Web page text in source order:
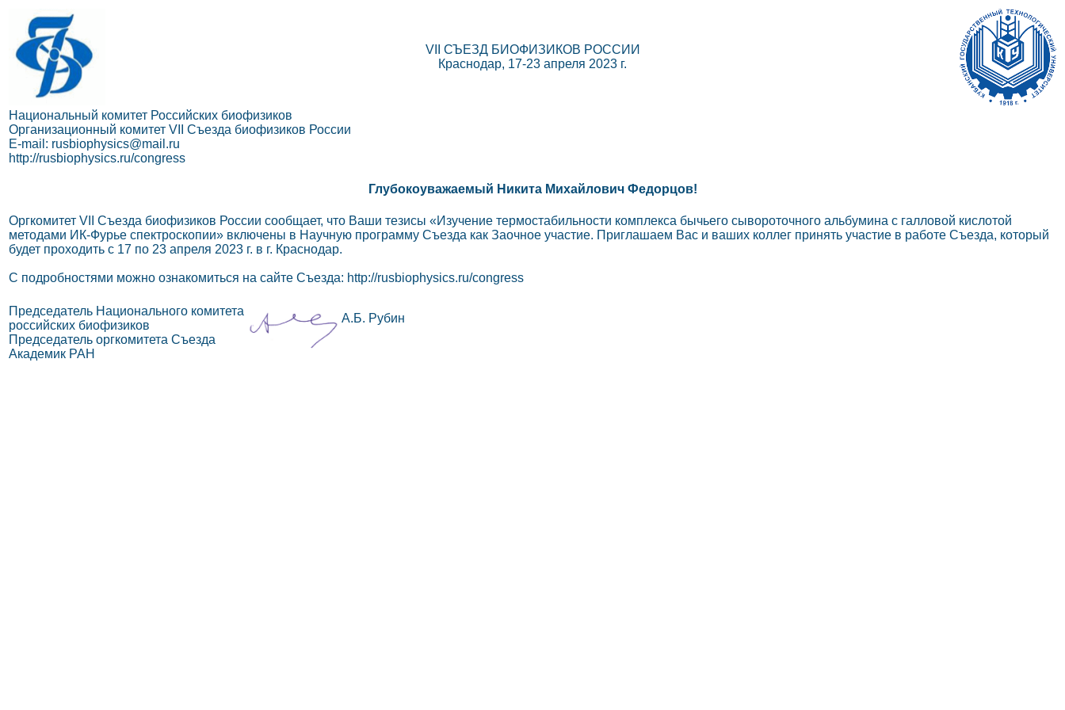
VII СЪЕЗД БИОФИЗИКОВ РОССИИ
Краснодар, 17-23 апреля 2023 г.
Национальный комитет Российских биофизиков
Организационный комитет VII Съезда биофизиков России
E-mail: rusbiophysics@mail.ru
http://rusbiophysics.ru/congress
Глубокоуважаемый Никита Михайлович Федорцов!
Оргкомитет VII Съезда биофизиков России сообщает, что Ваши тезисы «Изучение термостабильности комплекса бычьего сывороточного альбумина с галловой кислотой
методами ИК-Фурье спектроскопии» включены в Научную программу Съезда как Заочное участие. Приглашаем Вас и ваших коллег принять участие в работе Съезда, который
будет проходить с 17 по 23 апреля 2023 г. в г. Краснодар.
С подробностями можно ознакомиться на сайте Съезда: http://rusbiophysics.ru/congress
Председатель Национального комитета
российских биофизиков
Председатель оргкомитета Съезда
Академик РАН
А.Б. Рубин